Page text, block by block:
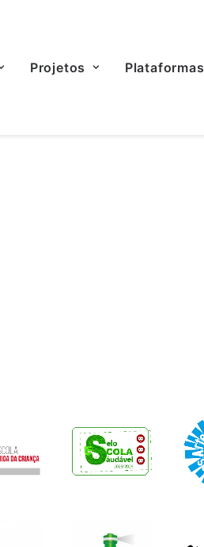
Projetos Plataformas